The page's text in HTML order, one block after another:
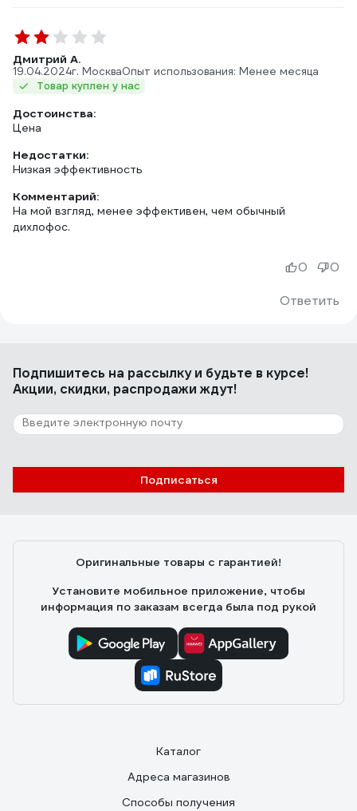
Дмитрий А.
19.04.2024г. МоскваОпыт использования: Менее месяца
Товар куплен у нас
Достоинства:
Цена
Недостатки:
Низкая эффективность
Комментарий:
На мой взгляд, менее эффективен, чем обычный
дихлофос.
Ответить
0 0
Подпишитесь на рассылкуи будьте в курсе!
Акции, скидки, распродажи ждут!
Подписаться
Оригинальные товары с гарантией!
Установите мобильное приложение, чтобы
информация по заказам всегда была под рукой
Каталог
Адреса магазинов
Способы получения